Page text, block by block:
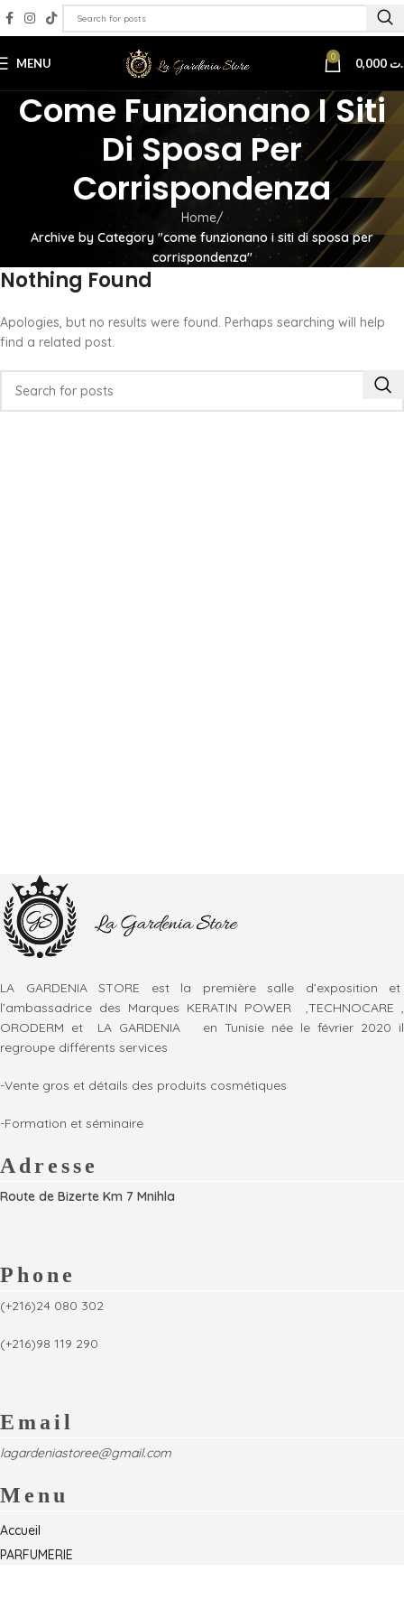
MENU 0
Come Funzionano I Siti
Di Sposa Per
Corrispondenza
Home
Archive by Category "come funzionano i siti di sposa per
corrispondenza"
Nothing Found
Apologies, but no results were found. Perhaps searching will help
find a related post.
LA GARDENIA STORE est la première salle d’exposition et
l’ambassadrice des Marques KERATIN POWER ,TECHNOCARE ,
ORODERM et LA GARDENIA en Tunisie née le février 2020 il
regroupe différents services
-Vente gros et détails des produits cosmétiques
-Formation et séminaire
Adresse
Route de Bizerte Km 7 Mnihla
Phone
(+216)24 080 302
(+216)98 119 290
Email
lagardeniastoree@gmail.com
Menu
Accueil
PARFUMERIE